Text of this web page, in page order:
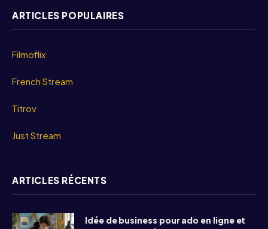
ARTICLES POPULAIRES
Filmoflix
French Stream
Titrov
Just Stream
ARTICLES RÉCENTS
Idée de business pour ado en ligne et